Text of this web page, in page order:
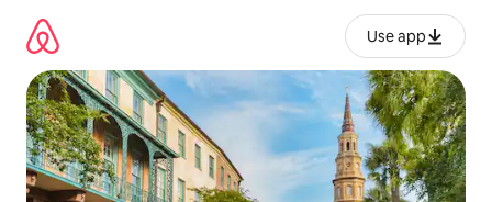
contenido
Use app